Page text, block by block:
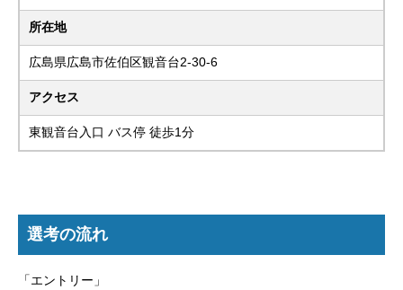
所在地
広島県広島市佐伯区観音台2-30-6
アクセス
東観音台入口 バス停 徒歩1分
選考の流れ
「エントリー」